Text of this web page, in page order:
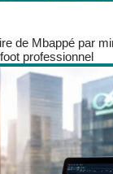
de Mbappé par
professionnel